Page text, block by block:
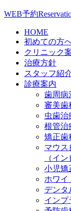
WEB予約
HOME
初めての方
クリニック
治療方針
スタッフ紹
診療案内
歯周病
審美歯
虫歯治
根管治
矯正歯
マウス
（イ
小児矯
ホワイ
デンタ
インプ